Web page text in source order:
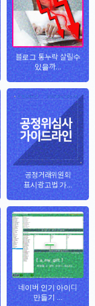
블로그 통누락 살릴수
있을까...
공정거래위원회
표시광고법 가...
네이버 인기 아이디
만들기 ...